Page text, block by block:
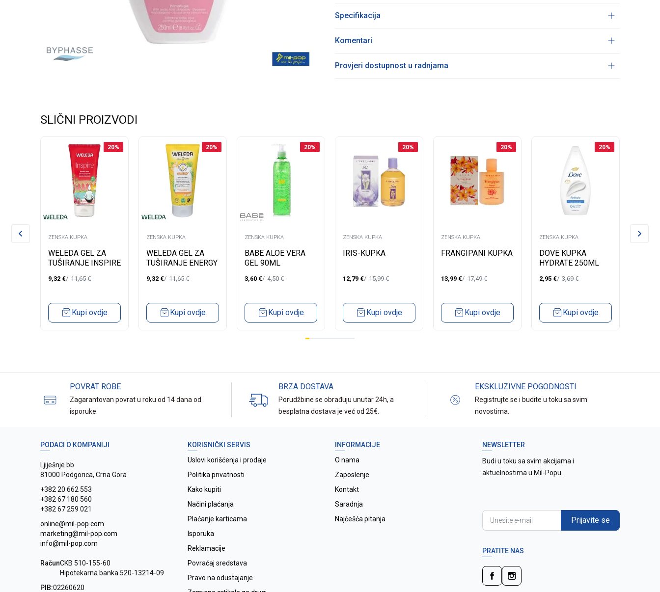
Specifikacija
Komentari
Provjeri dostupnost u radnjama
SLIČNI PROIZVODI
20%
ZENSKA KUPKA
WELEDA GEL ZA
TUŠIRANJE INSPIRE
9,32 € 11,65€
Kupi ovdje
20%
ZENSKA KUPKA
WELEDA GEL ZA
TUŠIRANJE ENERGY
9,32 € 11,65€
Kupi ovdje
20%
ZENSKA KUPKA
BABE ALOE VERA
GEL 90ML
3,60 € 4,50€
Kupi ovdje
20%
ZENSKA KUPKA
IRIS-KUPKA
12,79 € 15,99€
Kupi ovdje
20%
ZENSKA KUPKA
FRANGIPANI KUPKA
13,99 € 17,49€
Kupi ovdje
20%
ZENSKA KUPKA
DOVE KUPKA
HYDRATE 250ML
2,95 € 3,69€
Kupi ovdje
ZENSKA
POVRAT ROBE
Zagarantovan povrat u roku od 14 dana od
isporuke.
BRZA DOSTAVA
Porudžbine se obrađuju unutar 24h, a
besplatna dostava je već od 25€.
EKSKLUZIVNE POGODNOSTI
Registrujte se i budite u toku sa svim
novostima.
PODACI O KOMPANIJI
Ljiješnje bb
81000 Podgorica, Crna Gora
+382 20 662 553
+382 67 180 560
+382 67 259 021
online@mil-pop.com
marketing@mil-pop.com
info@mil-pop.com
RačunCKB 510-155-60
Hipotekarna banka 520-13214-09
PIB:02260620
KORISNIČKI SERVIS
Uslovi korišćenja i prodaje
Politika privatnosti
Kako kupiti
Načini plaćanja
Plaćanje karticama
Isporuka
Reklamacije
Povraćaj sredstava
Pravo na odustajanje
INFORMACIJE
O nama
Zaposlenje
Kontakt
Saradnja
Najčešća pitanja
NEWSLETTER
Budi u toku sa svim akcijama i
aktuelnostima u Mil-Popu.
Prijavite se
PRATITE NAS